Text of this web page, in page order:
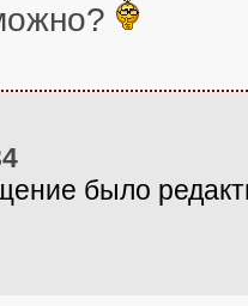
было